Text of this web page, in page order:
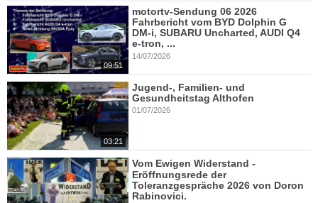
09:51
motortv-Sendung 06 2026
Fahrbericht vom BYD Dolphin G
DM-i, SUBARU Uncharted, AUDI Q4
e-tron, ...
14/07/2026
03:21
Jugend-, Familien- und
Gesundheitstag Althofen
01/07/2026
Vom Ewigen Widerstand -
Eröffnungsrede der
Toleranzgespräche 2026 von Doron
Rabinovici.